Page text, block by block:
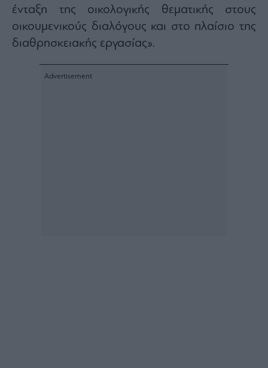
ένταξη της οικολογικής θεματικής στους
οικουμενικούς διαλόγους και στο πλαίσιο της
διαθρησκειακής εργασίας».